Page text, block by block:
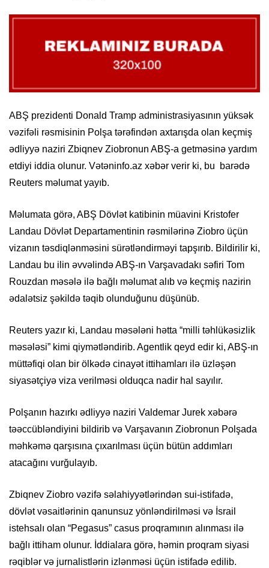
ABŞ prezidenti Donald Tramp administrasiyasının yüksək
vəzifəli rəsmisinin Polşa tərəfindən axtarışda olan keçmiş
ədliyyə naziri Zbiqnev Ziobronun ABŞ-a getməsinə yardım
etdiyi iddia olunur. Vətəninfo.az xəbər verir ki, bu barədə
Reuters məlumat yayıb.
Məlumata görə, ABŞ Dövlət katibinin müavini Kristofer
Landau Dövlət Departamentinin rəsmilərinə Ziobro üçün
vizanın təsdiqlənməsini sürətləndirməyi tapşırıb. Bildirilir ki,
Landau bu ilin əvvəlində ABŞ-ın Varşavadakı səfiri Tom
Rouzdan məsələ ilə bağlı məlumat alıb və keçmiş nazirin
ədalətsiz şəkildə təqib olunduğunu düşünüb.
Reuters yazır ki, Landau məsələni hətta “milli təhlükəsizlik
məsələsi” kimi qiymətləndirib. Agentlik qeyd edir ki, ABŞ-ın
müttəfiqi olan bir ölkədə cinayət ittihamları ilə üzləşən
siyasətçiyə viza verilməsi olduqca nadir hal sayılır.
Polşanın hazırkı ədliyyə naziri Valdemar Jurek xəbərə
təəccübləndiyini bildirib və Varşavanın Ziobronun Polşada
məhkəmə qarşısına çıxarılması üçün bütün addımları
atacağını vurğulayıb.
Zbiqnev Ziobro vəzifə səlahiyyətlərindən sui-istifadə,
dövlət vəsaitlərinin qanunsuz yönləndirilməsi və İsrail
istehsalı olan “Pegasus” casus proqramının alınması ilə
bağlı ittiham olunur. İddialara görə, həmin proqram siyasi
rəqiblər və jurnalistlərin izlənməsi üçün istifadə edilib.